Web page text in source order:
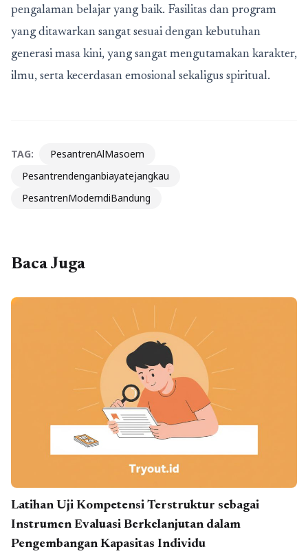
pengalaman belajar yang baik. Fasilitas dan program
yang ditawarkan sangat sesuai dengan kebutuhan
generasi masa kini, yang sangat mengutamakan karakter,
ilmu, serta kecerdasan emosional sekaligus spiritual.
TAG:
PesantrenAlMasoem
Pesantrendenganbiayatejangkau
PesantrenModerndiBandung
Baca Juga
Latihan Uji Kompetensi Terstruktur sebagai
Instrumen Evaluasi Berkelanjutan dalam
Pengembangan Kapasitas Individu